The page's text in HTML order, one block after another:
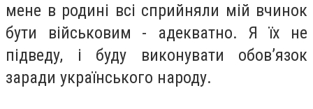
мене в родині всі сприйняли мій вчинок
бути військовим - адекватно. Я їх не
підведу, і буду виконувати обов’язок
заради українського народу.